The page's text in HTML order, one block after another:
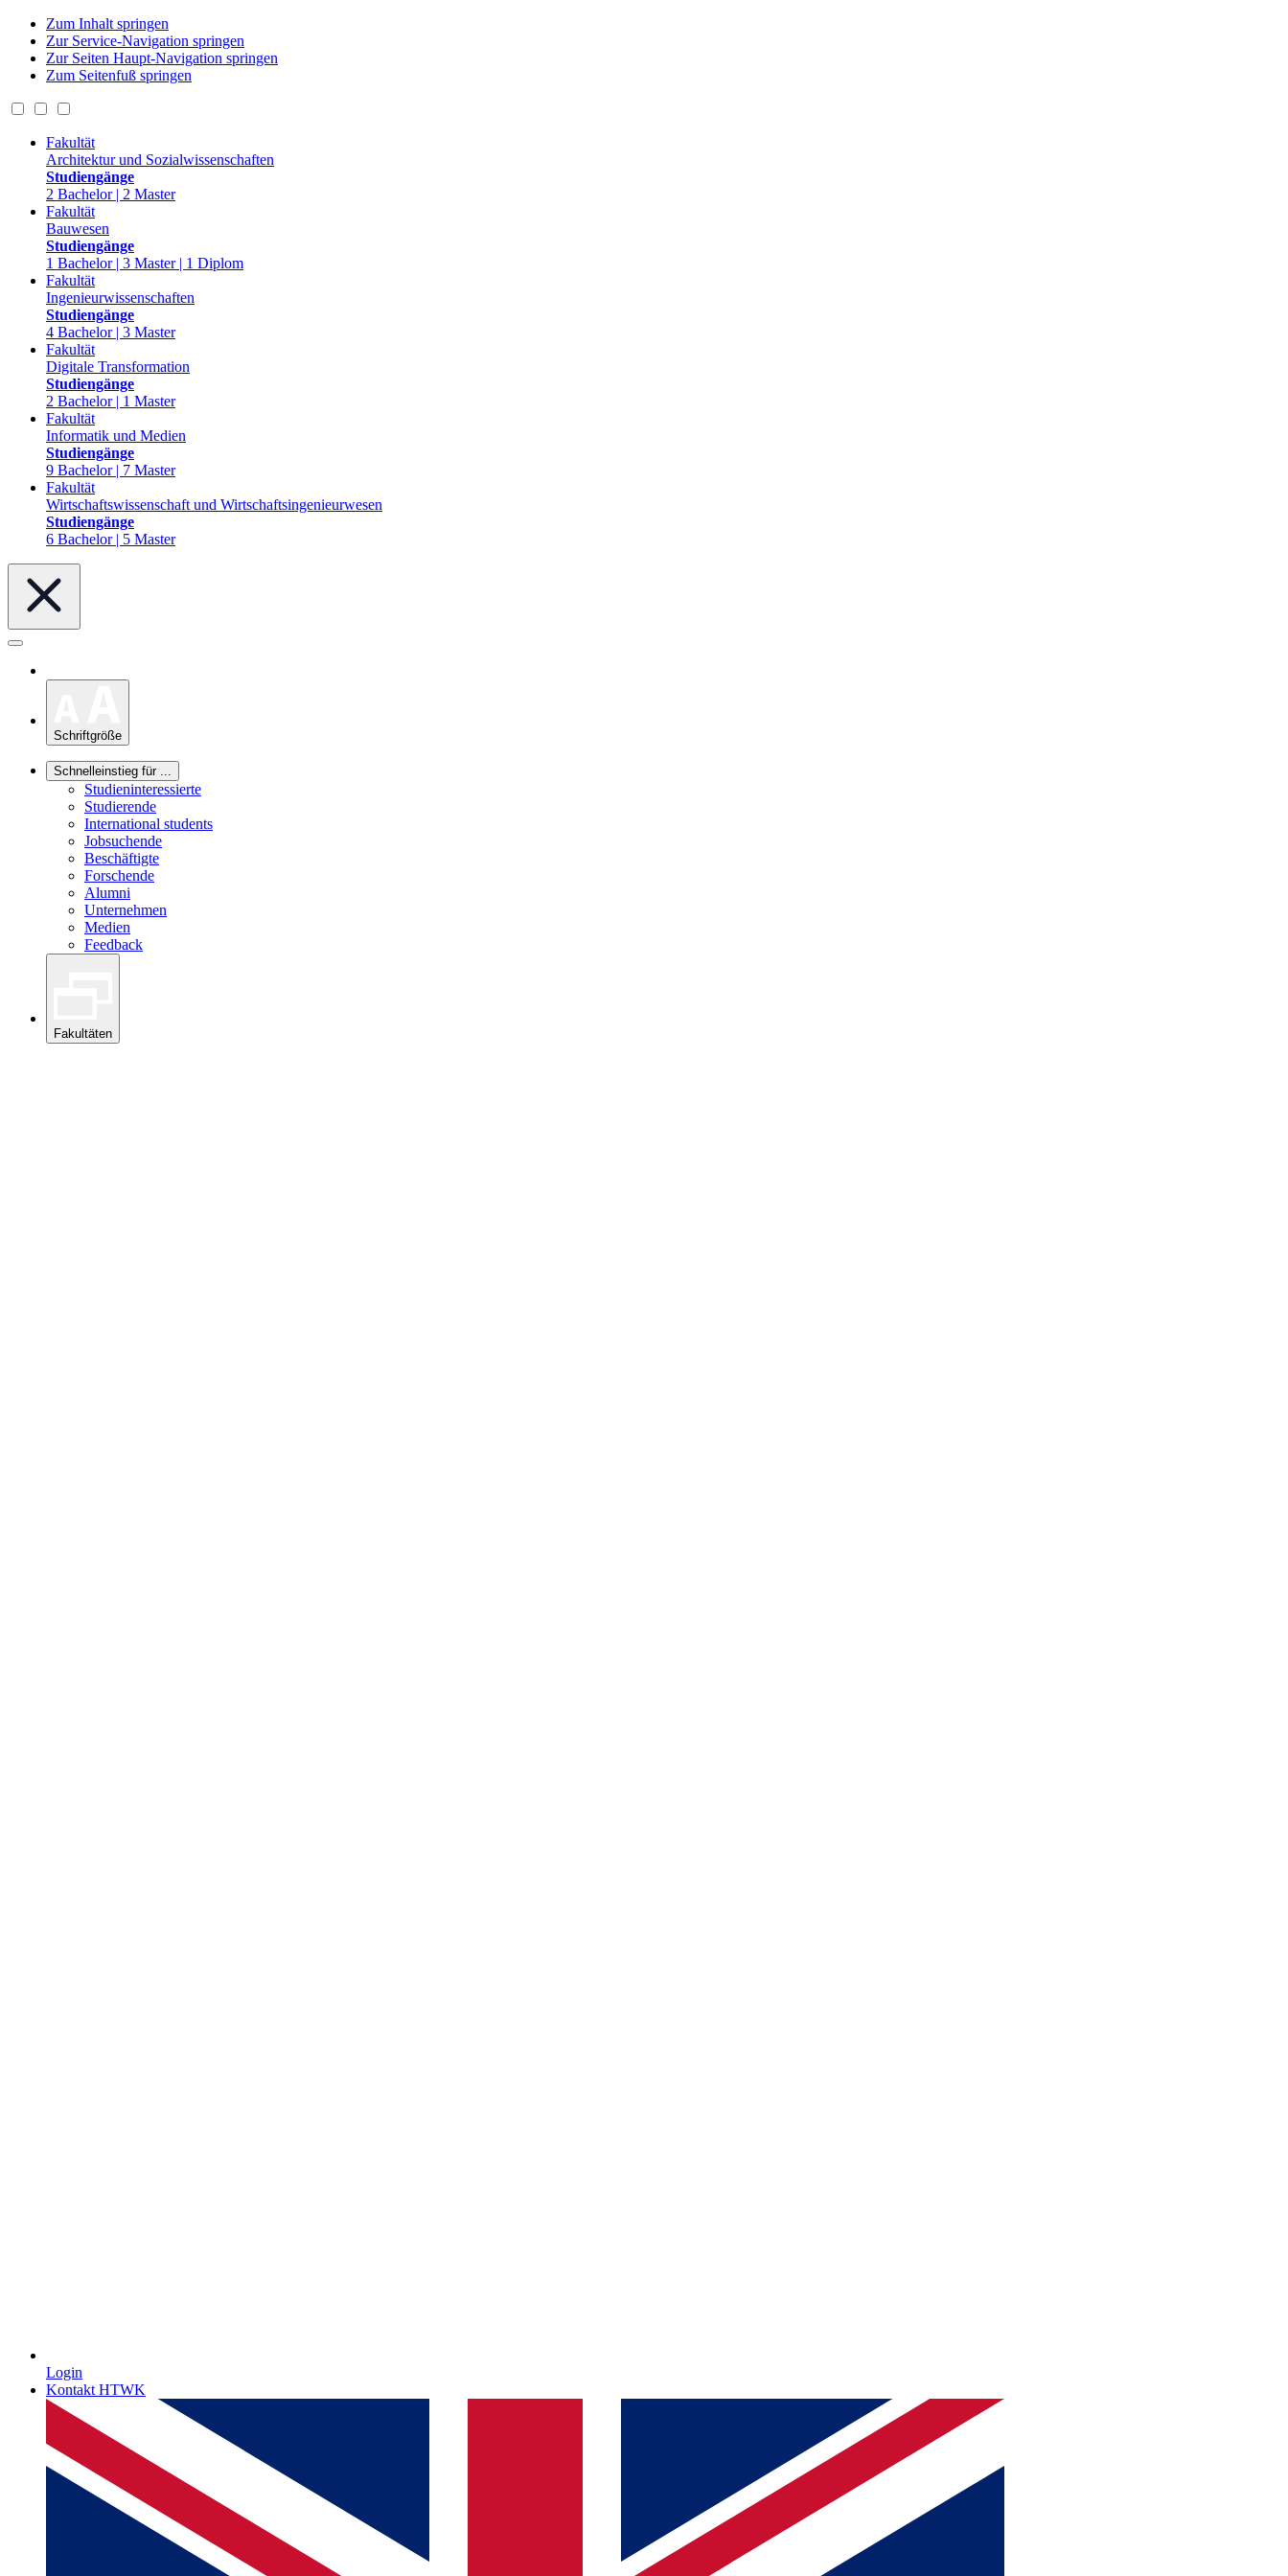
Zum Inhalt springen
Zur Service-Navigation springen
Zur Seiten Haupt-Navigation springen
Zum Seitenfuß springen
Fakultät
Architektur und Sozialwissenschaften
Studiengänge
2 Bachelor | 2 Master
Fakultät
Bauwesen
Studiengänge
1 Bachelor | 3 Master | 1 Diplom
Fakultät
Ingenieurwissenschaften
Studiengänge
4 Bachelor | 3 Master
Fakultät
Digitale Transformation
Studiengänge
2 Bachelor | 1 Master
Fakultät
Informatik und Medien
Studiengänge
9 Bachelor | 7 Master
Fakultät
Wirtschaftswissenschaft und Wirtschaftsingenieurwesen
Studiengänge
6 Bachelor | 5 Master
Schriftgröße
Schnelleinstieg für ...
Studieninteressierte
Studierende
International students
Jobsuchende
Beschäftigte
Forschende
Alumni
Unternehmen
Medien
Feedback
Fakultäten
Login
Kontakt HTWK